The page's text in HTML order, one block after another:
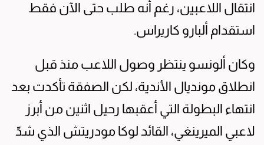
انتقال اللاعبين، رغم أنه طلب حتى الآن فقط
استقدام ألبارو كاريراس.
وكان ألونسو ينتظر وصول اللاعب منذ قبل
انطلاق مونديال الأندية، لكن الصفقة تأكدت بعد
انتهاء البطولة التي أعقبها رحيل اثنين من أبرز
لاعبي الميرينغي، القائد لوكا مودريتش الذي شدّ